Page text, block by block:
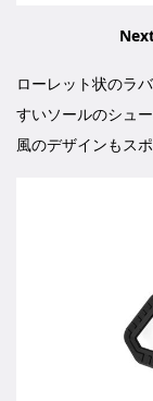
ローレット状のラ
すいソールのシュ
風のデザインもス